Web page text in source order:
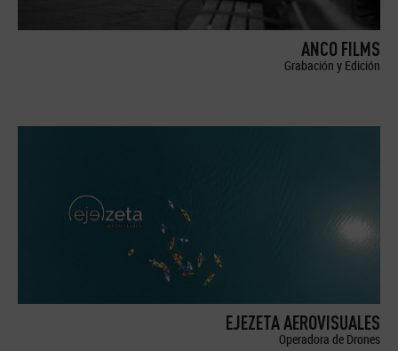
ANCO FILMS
Grabación y Edición
EJEZETA AEROVISUALES
Operadora de Drones